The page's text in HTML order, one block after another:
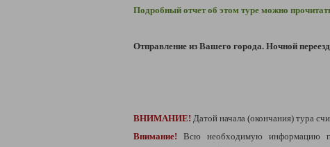
Подробный отчет об этом туре можно
Отправление из Вашего города. Ночной
ВНИМАНИЕ! Датой начала (окончания) тура
Внимание!
Всю необходимую информацию